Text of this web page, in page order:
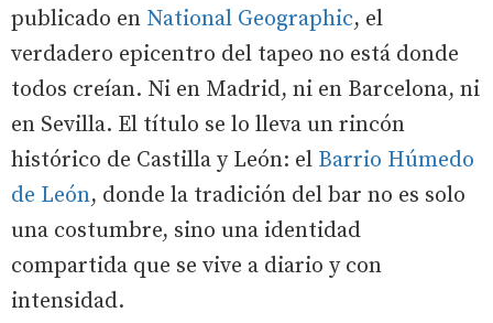
publicado en National Geographic, el
verdadero epicentro del tapeo no está donde
todos creían. Ni en Madrid, ni en Barcelona, ni
en Sevilla. El título se lo lleva un rincón
histórico de Castilla y León: el Barrio Húmedo
de León, donde la tradición del bar no es solo
una costumbre, sino una identidad
compartida que se vive a diario y con
intensidad.